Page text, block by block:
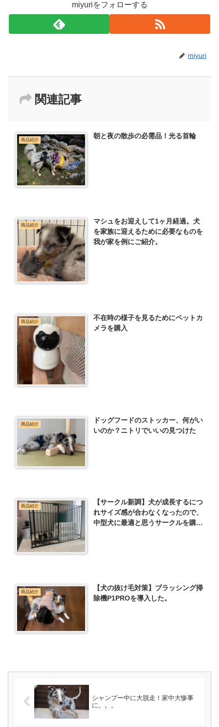
miyuriをフォローする
miyuri
関連記事
商品紹介 朝と夜の散歩の必需品！光る首輪
商品紹介
マシュをお迎えして1ヶ月経過。犬
を家族に迎えるために必要なものを
我が家を例にご紹介。
商品紹介
不在時の様子を見るためにペットカ
メラを購入
商品紹介
ドッグフードのストッカー、何がい
いのか？ニトリでいいの見つけた
商品紹介
【サークル新調】犬が成長するにつ
れサイズ感が合わなくなったので、
中型犬に最適と思うサークルを購入
商品紹介
【犬の抜け毛対策】ブラッシング掃
除機P1PROを導入した。
シャンプー中に大脱走！家中大惨事
に。。。